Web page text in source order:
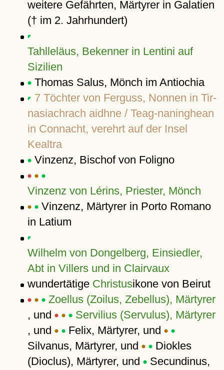
weitere Gefährten, Märtyrer in Galatien
(† im 2. Jahrhundert)
Tahlleläus, Bekenner in Lentini auf
Sizilien
Thomas Salus, Mönch im Antiochia
7 Töchter von Ferguss, Nonnen in Tir-
nasiachrach aidhne / Teag-naninghean
in Connacht, verehrt auf der Insel
Kealtra
Vinzenz, Bischof von Foligno
Vinzenz von Lérins, Priester, Mönch
Vinzenz, Märtyrer in Porto Romano
in Latium
Wilhelm von Dongelberg, Einsiedler,
Abt in Villers und in Clairvaux
wundertätige Christusikone von Beirut
Zoellus (Zoilus, Zebellus), Märtyrer
, und
Servilius (Servulus), Märtyrer
, und
Felix, Märtyrer, und
Silvanus, Märtyrer, und
Diokles
(Dioclus), Märtyrer, und Secundinus,